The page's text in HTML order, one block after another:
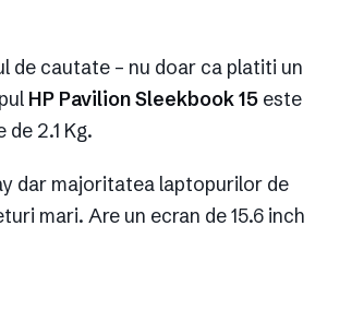
cautate – nu doar ca platiti un
HP Pavilion Sleekbook 15 este
2.1 Kg.
dar majoritatea laptopurilor de
mari. Are un ecran de 15.6 inch